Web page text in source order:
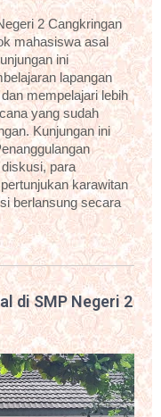
2 Cangkringan
mahasiswa asal
ini
lapangan
mempelajari lebih
yang sudah
Kunjungan ini
para
karawitan
berlansung secara
di SMP Negeri 2